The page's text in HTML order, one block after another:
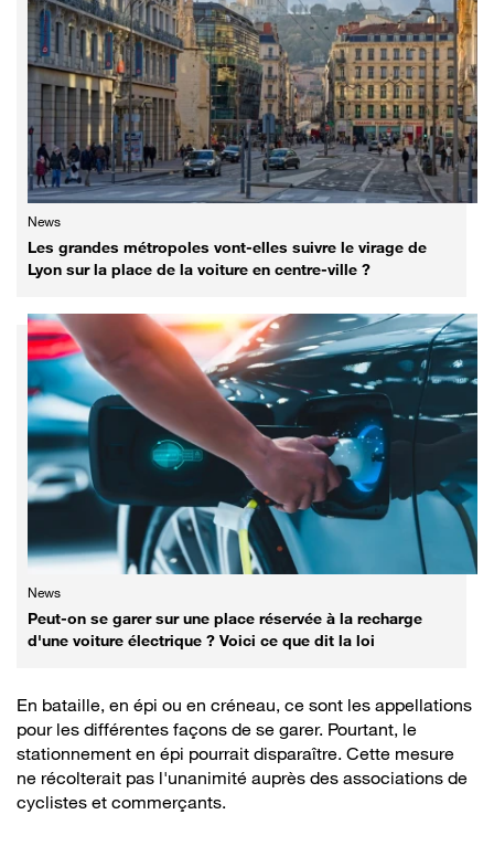
News
Les grandes métropoles vont-elles suivre le virage de
Lyon sur la place de la voiture en centre-ville ?
News
Peut-on se garer sur une place réservée à la recharge
d'une voiture électrique ? Voici ce que dit la loi
En bataille, en épi ou en créneau, ce sont les appellations
pour les différentes façons de se garer. Pourtant, le
stationnement en épi pourrait disparaître. Cette mesure
ne récolterait pas l'unanimité auprès des associations de
cyclistes et commerçants.